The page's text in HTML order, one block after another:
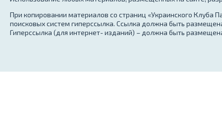
При копировании материалов со страниц «Украинского Клуба
поисковых систем гиперссылка. Ссылка должна быть
Гиперссылка (для интернет- изданий) – должна быть